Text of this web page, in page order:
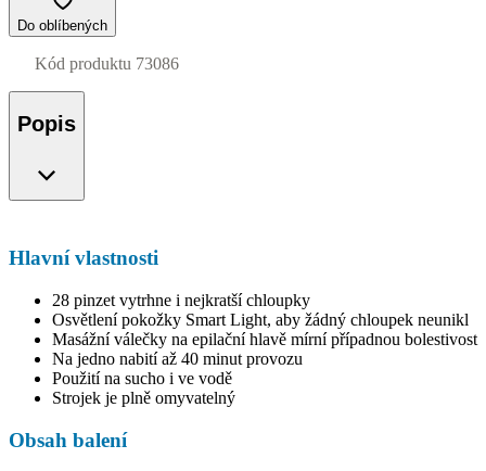
Do oblíbených
Kód produktu 73086
Popis
Hlavní vlastnosti
28 pinzet vytrhne i nejkratší chloupky
Osvětlení pokožky Smart Light, aby žádný chloupek neunikl
Masážní válečky na epilační hlavě mírní případnou bolestivost
Na jedno nabití až 40 minut provozu
Použití na sucho i ve vodě
Strojek je plně omyvatelný
Obsah balení